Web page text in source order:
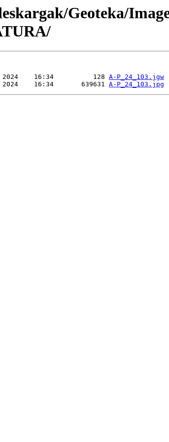
Geoteka/
2024    16:34          128 A-P_24_103.jgw
2024    16:34       639631 A-P_24_103.jpg